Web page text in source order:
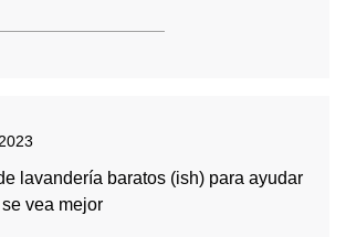
lavandería baratos (ish) para ayudar
vea mejor